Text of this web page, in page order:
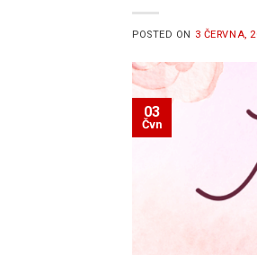
POSTED ON 3 ČERVNA,
03
Čvn